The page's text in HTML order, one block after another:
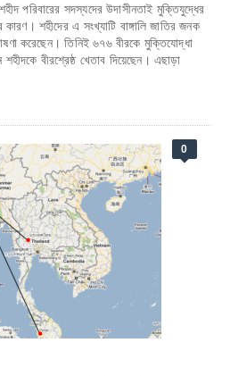
পরিবারের সদস্যদের উদাসীনতাই মুক্তিযুদ্ধের
কারণ। শহীদের এ সংখ্যাটি বাঙ্গালি জাতির জনক
করেছেন। তিনিই ৬৭৬ বীরকে মুক্তিযোদ্ধা
বীরশ্রেষ্ঠ খেতাব দিয়েছেন। এছাড়া
0